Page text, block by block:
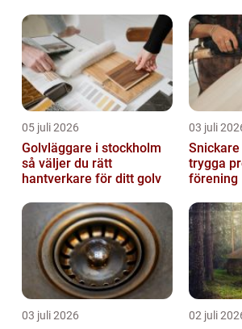
05 juli 2026
Golvläggare i stockholm
så väljer du rätt
hantverkare för ditt golv
03 juli
trygga
förening
03 juli 2026 02 juli